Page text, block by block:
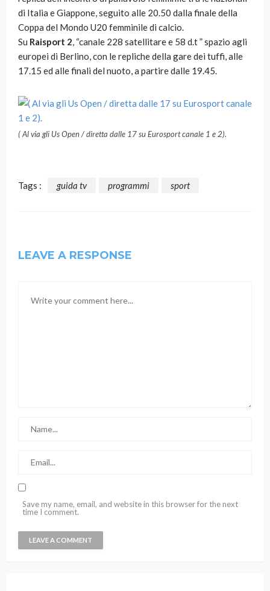
di Italia e Giappone, seguito alle 20.50 dalla finale della
Coppa del Mondo U20 femminile di calcio.
Su Raisport 2, “canale 228 satellitare e 58 d.t ” spazio agli
europei di Berlino, con le repliche della gare dei tuffi, alle
17.15 ed alle finali del nuoto, a partire dalle 19.45.
( Al via gli Us Open / diretta dalle 17 su Eurosport canale 1 e 2).
Tags : guida tv programmi sport
LEAVE A RESPONSE
Save my name, email, and website in this browser for the next
time I comment.